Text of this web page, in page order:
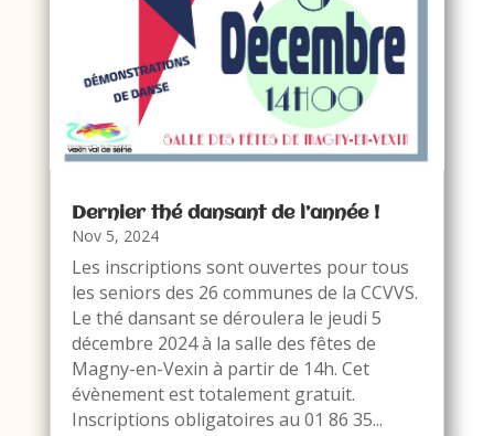
Dernier thé dansant de l’année !
Nov 5, 2024
Les inscriptions sont ouvertes pour tous
les seniors des 26 communes de la CCVVS.
Le thé dansant se déroulera le jeudi 5
décembre 2024 à la salle des fêtes de
Magny-en-Vexin à partir de 14h. Cet
évènement est totalement gratuit.
Inscriptions obligatoires au 01 86 35...